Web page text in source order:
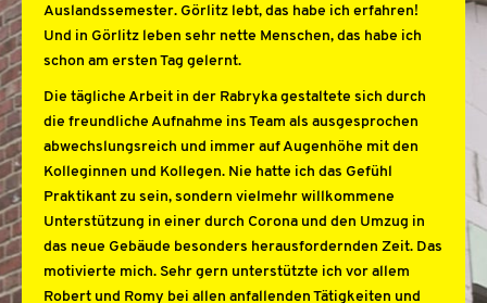
Auslandssemester. Görlitz lebt, das habe ich erfahren!
Und in Görlitz leben sehr nette Menschen, das habe ich
schon am ersten Tag gelernt.
Die tägliche Arbeit in der Rabryka gestaltete sich durch
die freundliche Aufnahme ins Team als ausgesprochen
abwechslungsreich und immer auf Augenhöhe mit den
Kolleginnen und Kollegen. Nie hatte ich das Gefühl
Praktikant zu sein, sondern vielmehr willkommene
Unterstützung in einer durch Corona und den Umzug in
das neue Gebäude besonders herausfordernden Zeit. Das
motivierte mich. Sehr gern unterstützte ich vor allem
Robert und Romy bei allen anfallenden Tätigkeiten und